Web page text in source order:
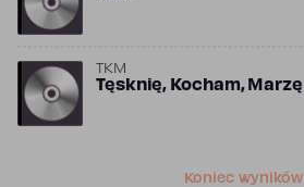
TKM
Tęsknię, Kocham, Marzę
Koniec wyników